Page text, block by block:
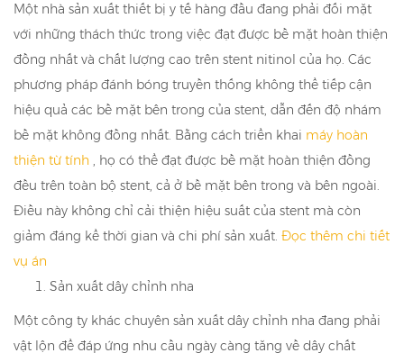
Một nhà sản xuất thiết bị y tế hàng đầu đang phải đối mặt
với những thách thức trong việc đạt được bề mặt hoàn thiện
đồng nhất và chất lượng cao trên stent nitinol của họ. Các
phương pháp đánh bóng truyền thống không thể tiếp cận
hiệu quả các bề mặt bên trong của stent, dẫn đến độ nhám
bề mặt không đồng nhất. Bằng cách triển khai máy hoàn
thiện từ tính , họ có thể đạt được bề mặt hoàn thiện đồng
đều trên toàn bộ stent, cả ở bề mặt bên trong và bên ngoài.
Điều này không chỉ cải thiện hiệu suất của stent mà còn
giảm đáng kể thời gian và chi phí sản xuất. Đọc thêm chi tiết
vụ án
Sản xuất dây chỉnh nha
Một công ty khác chuyên sản xuất dây chỉnh nha đang phải
vật lộn để đáp ứng nhu cầu ngày càng tăng về dây chất